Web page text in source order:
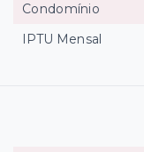
Condomínio
IPTU Mensal